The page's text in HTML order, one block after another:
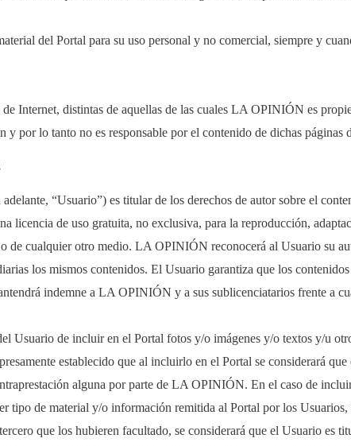
del Portal para su uso personal y no comercial, siempre y
de Internet, distintas de aquellas de las cuales LA OPINIÓN es
y por lo tanto no es responsable por el contenido de dichas páginas
“Usuario”) es titular de los derechos de autor sobre el
licencia de uso gratuita, no exclusiva, para la reproducción,
de cualquier otro medio. LA OPINIÓN reconocerá al Usuario su
los mismos contenidos. El Usuario garantiza que los
indemne a LA OPINIÓN y a sus sublicenciatarios frente a
Usuario de incluir en el Portal fotos y/o imágenes y/o textos y/u
establecido que al incluirlo en el Portal se considerará
alguna por parte de LA OPINIÓN. En el caso de
tipo de material y/o información remitida al Portal por los
que los hubieren facultado, se considerará que el Usuario es